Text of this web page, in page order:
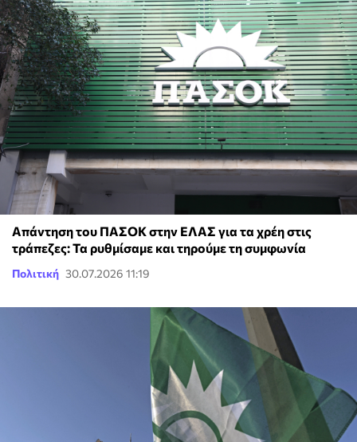
Απάντηση του ΠΑΣΟΚ στην ΕΛΑΣ για τα χρέη στις
τράπεζες: Τα ρυθμίσαμε και τηρούμε τη συμφωνία
Πολιτική 30.07.2026 11:19